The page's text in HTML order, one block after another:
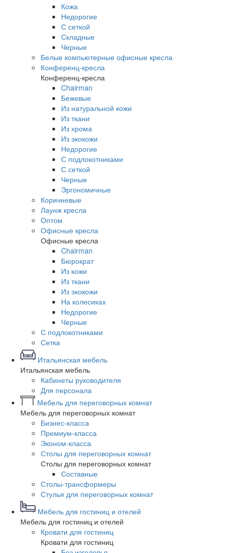
Кожа
Недорогие
С сеткой
Складные
Черные
Белые компьютерные офисные кресла
Конференц-кресла
Конференц-кресла
Chairman
Бежевые
Из натуральной кожи
Из ткани
Из хрома
Из экокожи
Недорогие
С подлокотниками
С сеткой
Черные
Эргономичные
Коричневые
Лаунж кресла
Оптом
Офисные кресла
Офисные кресла
Chairman
Бюрократ
Из кожи
Из ткани
Из экокожи
На колесиках
Недорогие
Черные
С подлокотниками
Сетка
Итальянская мебель
Итальянская мебель
Кабинеты руководителя
Для персонала
Мебель для переговорных комнат
Мебель для переговорных комнат
Бизнес-класса
Премиум-класса
Эконом-класса
Столы для переговорных комнат
Столы для переговорных комнат
Составные
Столы-трансформеры
Стулья для переговорных комнат
Мебель для гостиниц и отелей
Мебель для гостиниц и отелей
Кровати для гостиниц
Кровати для гостиниц